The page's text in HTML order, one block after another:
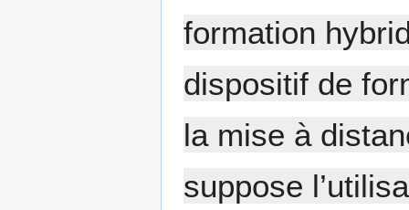
formation
dispositif de
la mise à
suppose